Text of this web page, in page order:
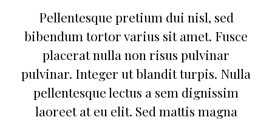
Pellentesque pretium dui nisl, sed
bibendum tortor varius sit amet. Fusce
placerat nulla non risus pulvinar
pulvinar. Integer ut blandit turpis. Nulla
pellentesque lectus a sem dignissim
laoreet at eu elit. Sed mattis magna